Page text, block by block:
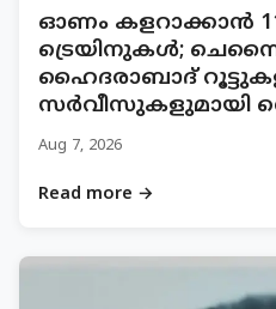
ഓണം കളറാക്കാൻ
ട്രെയിനുകൾ;
ഹൈദരാബാദ്
സർവീസുകളുമായി
Aug 7, 2026
Read more →